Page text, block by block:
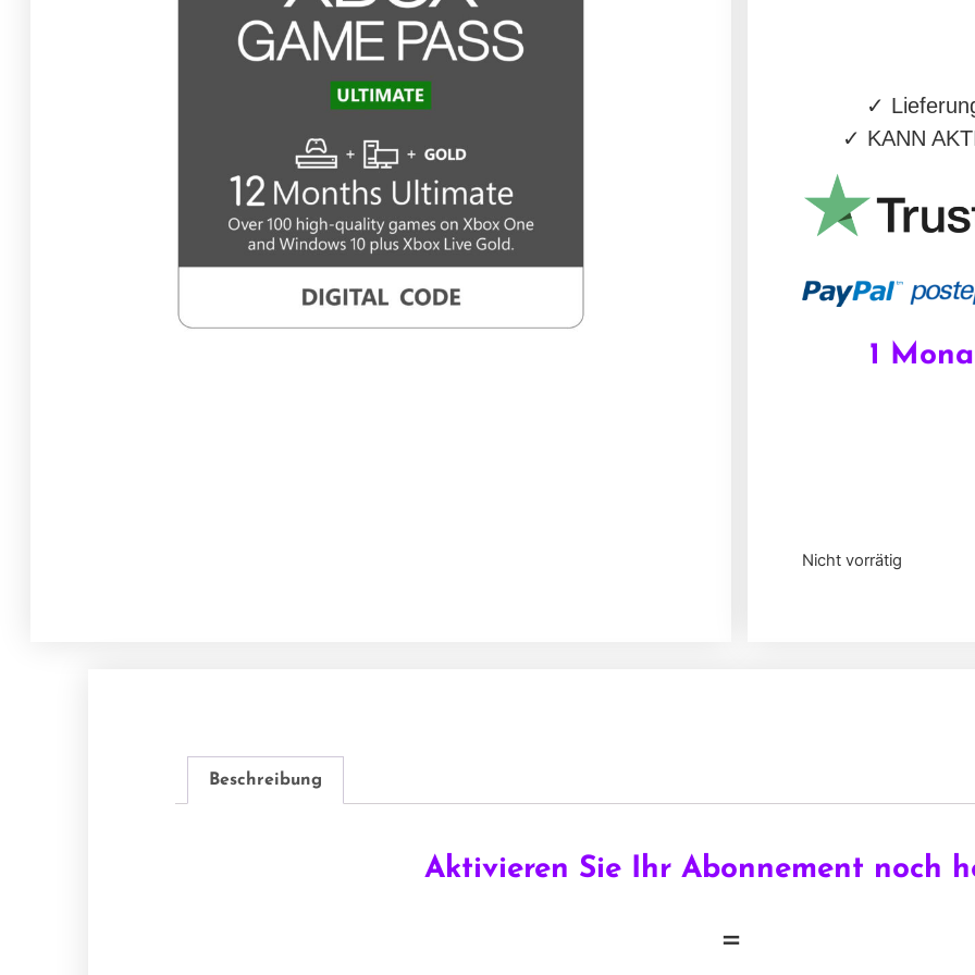
✓
✓ KANN
1
Nicht vorrätig
Beschreibung
Aktivieren Sie Ihr Abonnement noch
=